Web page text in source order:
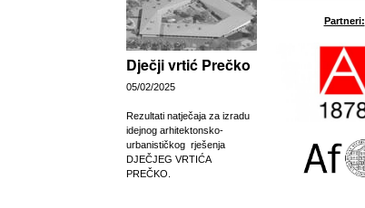
Dječji vrtić Prečko
05/02/2025
Rezultati natječaja za izradu
idejnog arhitektonsko-
urbanističkog rješenja
DJEČJEG VRTIĆA
PREČKO.
Partneri: